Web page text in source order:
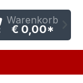
Warenkorb
€ 0,00*